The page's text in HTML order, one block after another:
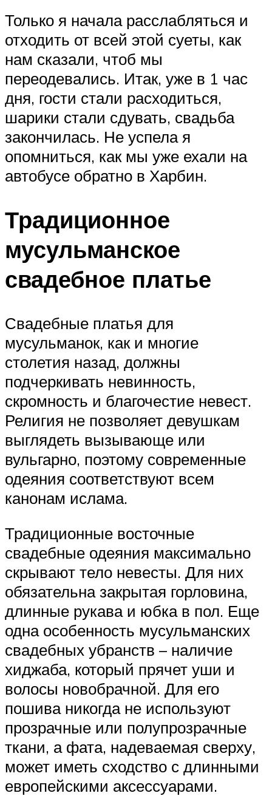
Только я начала расслабляться и
отходить от всей этой суеты, как
нам сказали, чтоб мы
переодевались. Итак, уже в 1 час
дня, гости стали расходиться,
шарики стали сдувать, свадьба
закончилась. Не успела я
опомниться, как мы уже ехали на
автобусе обратно в Харбин.
Традиционное
мусульманское
свадебное платье
Свадебные платья для
мусульманок, как и многие
столетия назад, должны
подчеркивать невинность,
скромность и благочестие невест.
Религия не позволяет девушкам
выглядеть вызывающе или
вульгарно, поэтому современные
одеяния соответствуют всем
канонам ислама.
Традиционные восточные
свадебные одеяния максимально
скрывают тело невесты. Для них
обязательна закрытая горловина,
длинные рукава и юбка в пол. Еще
одна особенность мусульманских
свадебных убранств – наличие
хиджаба, который прячет уши и
волосы новобрачной. Для его
пошива никогда не используют
прозрачные или полупрозрачные
ткани, а фата, надеваемая сверху,
может иметь сходство с длинными
европейскими аксессуарами.